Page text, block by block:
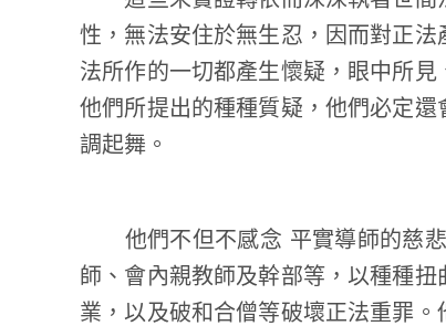
性，無法安住於無生忍，因而對正
法所作的一切都產生懷疑，眼中所
他們所提出的種種質疑，他們必定
調起舞。
他們不但不感念 平實導師的慈悲
師、會內親教師及幹部等，以種種
業，以及破和合僧等破壞正法重罪